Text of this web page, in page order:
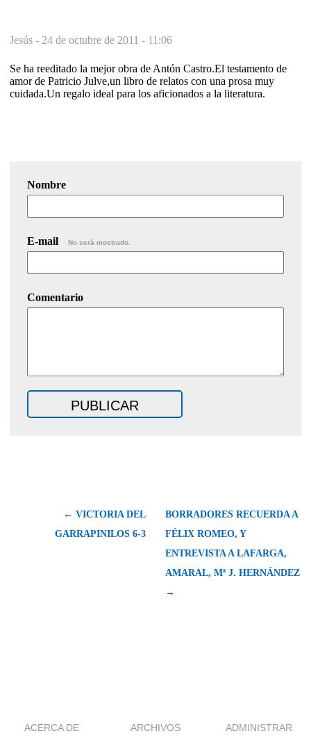
Jesús - 24 de octubre de 2011 - 11:06
Se ha reeditado la mejor obra de Antón Castro.El testamento de
amor de Patricio Julve,un libro de relatos con una prosa muy
cuidada.Un regalo ideal para los aficionados a la literatura.
Nombre
E-mail No será mostrado.
Comentario
← VICTORIA DEL
GARRAPINILOS 6-3
BORRADORES RECUERDA A
FÉLIX ROMEO, Y
ENTREVISTA A LAFARGA,
AMARAL, Mª J. HERNÁNDEZ
→
ACERCA DE ARCHIVOS ADMINISTRAR